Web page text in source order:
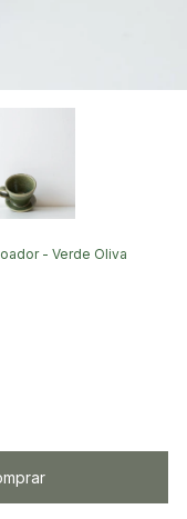
- Verde Oliva